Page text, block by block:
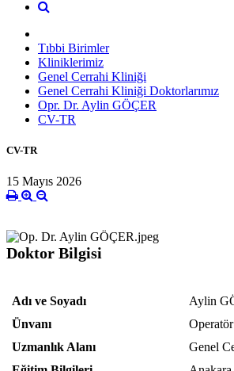
Tıbbi Birimler
Kliniklerimiz
Genel Cerrahi Kliniği
Genel Cerrahi Kliniği Doktorlarımız
Opr. Dr. Aylin GÖÇER
CV-TR
CV-TR
15 Mayıs 2026
Doktor Bilgisi
Adı ve Soyadı
Aylin
Ünvanı
Uzmanlık Alanı
Genel